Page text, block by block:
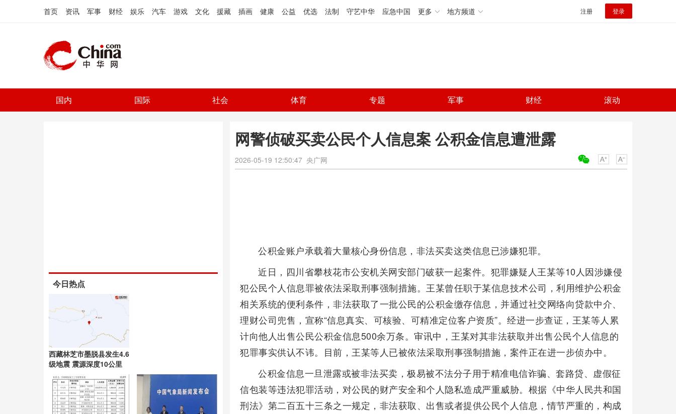
首页 资讯 军事 财经 娱乐 汽车 游戏 文化 援藏 插画 健康 公益 优选 法制 守艺中华 应急中国 更多 地方频道 注册 登录
国内 国际 社会 体育 专题 军事 财经 滚动
网警侦破买卖公民个人信息案 公积金信息遭泄露
2026-05-19 12:50:47 央广网
公积金账户承载着大量核心身份信息，非法买卖这类信息已涉嫌犯罪。
近日，四川省攀枝花市公安机关网安部门破获一起案件。犯罪嫌疑人王某等10人因涉嫌侵
犯公民个人信息罪被依法采取刑事强制措施。王某曾任职于某信息技术公司，利用维护公积金
相关系统的便利条件，非法获取了一批公民的公积金缴存信息，并通过社交网络向贷款中介、
理财公司兜售，宣称“信息真实、可核验、可精准定位客户资质”。经进一步查证，王某等人累
计向他人出售公民公积金信息500余万条。审讯中，王某对其非法获取并出售公民个人信息的
犯罪事实供认不讳。目前，王某等人已被依法采取刑事强制措施，案件正在进一步侦办中。
公积金信息一旦泄露或被非法买卖，极易被不法分子用于精准电信诈骗、套路贷、虚假征
信包装等违法犯罪活动，对公民的财产安全和个人隐私造成严重威胁。根据《中华人民共和国
刑法》第二百五十三条之一规定，非法获取、出售或者提供公民个人信息，情节严重的，构成
今日热点
西藏林芝市墨脱县发生4.6
级地震 震源深度10公里